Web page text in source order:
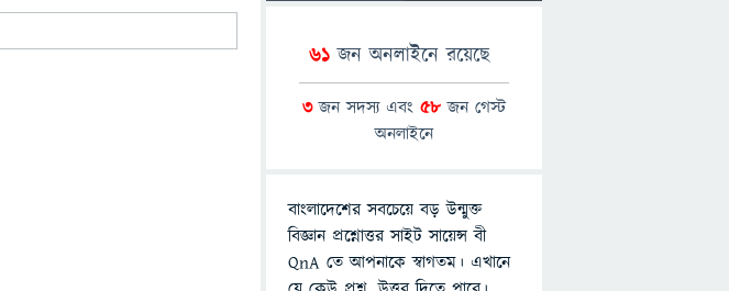
61 জন অনলাইনে রয়েছে
3জন সদস্য এবং 58 জন গেস্ট
অনলাইনে
বাংলাদেশের সবচেয়ে বড় উন্মুক্ত
বিজ্ঞান প্রশ্নোত্তর সাইট সায়েন্স বী
QnA তে আপনাকে স্বাগতম। এখানে